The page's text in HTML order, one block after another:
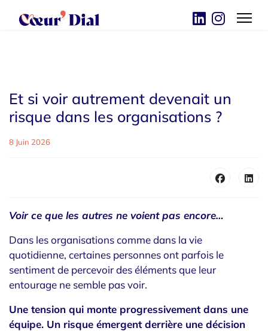
Et si voir autrement devenait un
risque dans les organisations ?
8 Juin 2026
Voir ce que les autres ne voient pas encore…
Dans les organisations comme dans la vie
quotidienne, certaines personnes ont parfois le
sentiment de percevoir des éléments que leur
entourage ne semble pas voir.
Une tension qui monte progressivement dans une
équipe. Un risque émergent derrière une décision